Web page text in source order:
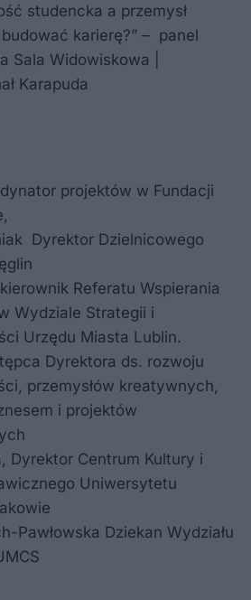
studencka a przemysł
karierę?” – panel
Sala Widowiskowa |
Karapuda
projektów w Fundacji
Dyrektor Dzielnicowego
Referatu Wspierania
Wydziale Strategii i
Urzędu Miasta Lublin.
Dyrektora ds. rozwoju
przemysłów kreatywnych,
i projektów
Dyrektor Centrum Kultury i
Uniwersytetu
Pawłowska Dziekan Wydziału